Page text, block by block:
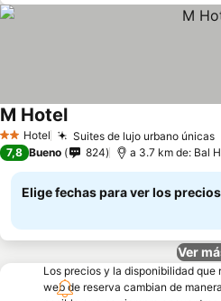
2 Estrellas
Hotel Suites de lujo urbano únicas
M Hotel
7,8 Bueno 824 a 3.7 km de: Bal
Elige fechas para ver los
Ver
Los precios y la disponibilidad
web de reserva cambian de